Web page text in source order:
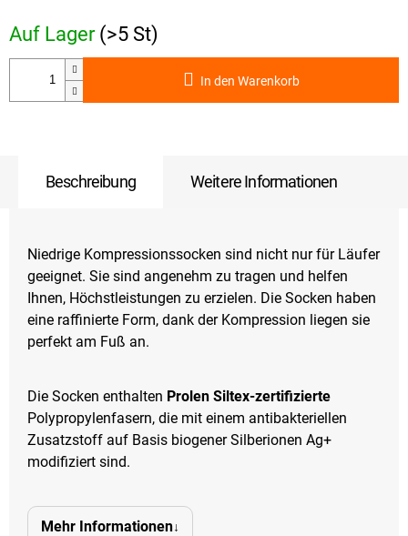
Auf Lager (>5 St)
In den Warenkorb
Beschreibung Weitere Informationen
Niedrige Kompressionssocken sind nicht nur für Läufer
geeignet. Sie sind angenehm zu tragen und helfen
Ihnen, Höchstleistungen zu erzielen. Die Socken haben
eine raffinierte Form, dank der Kompression liegen sie
perfekt am Fuß an.
Die Socken enthalten Prolen Siltex-zertifizierte
Polypropylenfasern, die mit einem antibakteriellen
Zusatzstoff auf Basis biogener Silberionen Ag+
modifiziert sind.
Mehr Informationen